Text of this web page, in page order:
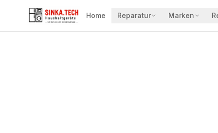
Home Reparatur Marken